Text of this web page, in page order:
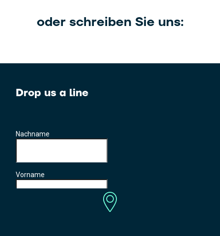
oder schreiben Sie uns:
Drop us a line